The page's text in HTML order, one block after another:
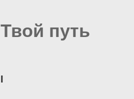
Твой путь
I